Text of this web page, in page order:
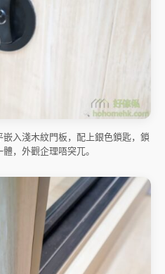
入淺木紋門板，配上銀色鎖匙，鎖
，外觀企理唔突兀。